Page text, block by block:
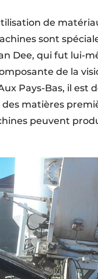
de
sont
Dee, qui fut lui-
de la
Pays-Bas, il est
matières
peuvent